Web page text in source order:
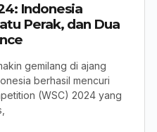
Indonesia
Perak, dan Dua
gemilang di ajang
berhasil mencuri
(WSC) 2024 yang